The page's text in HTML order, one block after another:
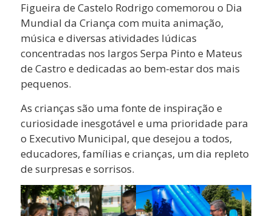
Figueira de Castelo Rodrigo comemorou o Dia
Mundial da Criança com muita animação,
música e diversas atividades lúdicas
concentradas nos largos Serpa Pinto e Mateus
de Castro e dedicadas ao bem-estar dos mais
pequenos.
As crianças são uma fonte de inspiração e
curiosidade inesgotável e uma prioridade para
o Executivo Municipal, que desejou a todos,
educadores, famílias e crianças, um dia repleto
de surpresas e sorrisos.